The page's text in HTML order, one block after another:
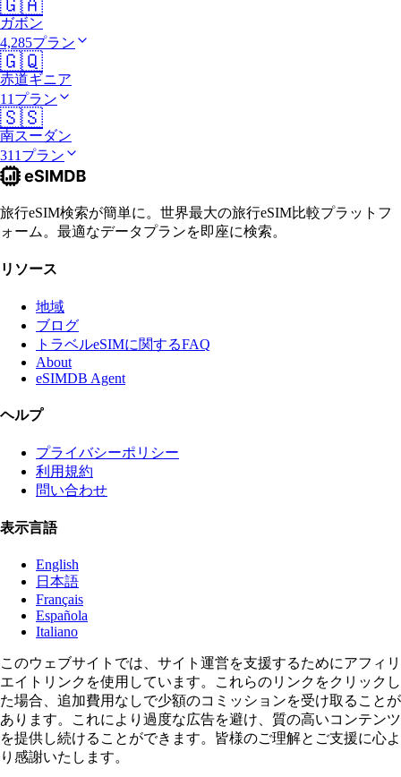
🇬🇦
ガボン
4,285プラン
🇬🇶
赤道ギニア
11プラン
🇸🇸
南スーダン
311プラン
旅行eSIM検索が簡単に。世界最大の旅行eSIM比較プラットフ
ォーム。最適なデータプランを即座に検索。
リソース
地域
ブログ
トラベルeSIMに関するFAQ
About
eSIMDB Agent
ヘルプ
プライバシーポリシー
利用規約
問い合わせ
表示言語
English
日本語
Français
Española
Italiano
このウェブサイトでは、サイト運営を支援するためにアフィリ
エイトリンクを使用しています。これらのリンクをクリックし
た場合、追加費用なしで少額のコミッションを受け取ることが
あります。これにより過度な広告を避け、質の高いコンテンツ
を提供し続けることができます。皆様のご理解とご支援に心よ
り感謝いたします。